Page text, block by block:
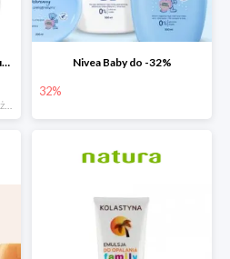
Niania Elektroniczna Dwukierunkowa Nivea Baby do -32%
32%